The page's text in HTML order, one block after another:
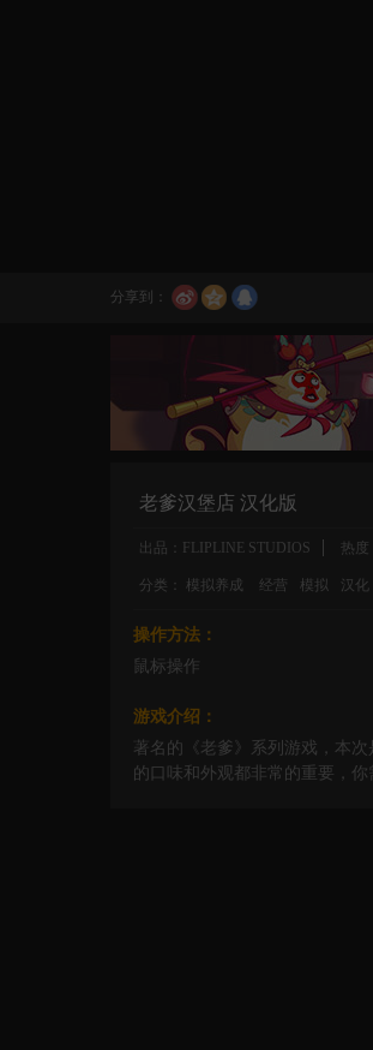
分享到：
老爹汉堡店 汉化版
出品：FLIPLINE STUDIOS 热度
分类： 模拟养成 经营 模拟 汉化
操作方法：
鼠标操作
游戏介绍：
著名的《老爹》系列游戏，本
的口味和外观都非常的重要，你